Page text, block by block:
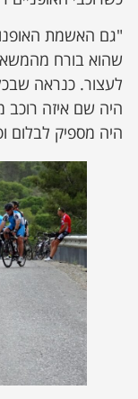
"גם האשמת
שהוא בורח
לעצור. כנראה
היה שם איזה
היה מספיק לבלום